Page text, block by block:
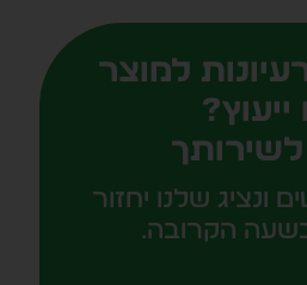
למוצר
ייעוץ?
לשירותך
ונציג שלנו יחזור
הקרובה.